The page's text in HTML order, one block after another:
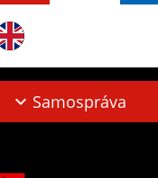
Samospráva